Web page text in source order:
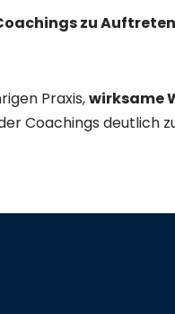
zu
Praxis,wirksame
Coachings deutlich